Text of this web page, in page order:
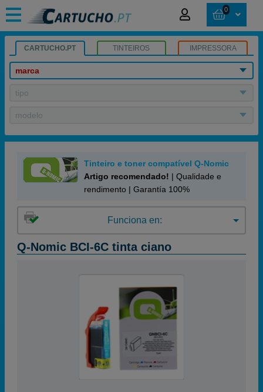
0
CARTUCHO.PT TINTEIROS IMPRESSORA
marca
tipo
modelo
Tinteiro e toner compatível Q-Nomic
Artigo recomendado! | Qualidade e
rendimento | Garantía 100%
Funciona en:
Q-Nomic BCI-6C tinta ciano